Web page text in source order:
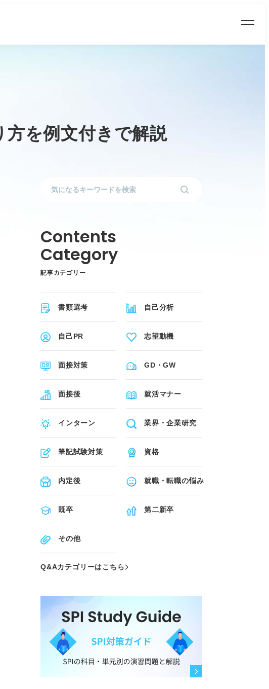
を例文付きで解説
記事カテゴリー
書類選考 自己分析
自己PR 志望動機
面接対策 GD・GW
面接後 就活マナー
インターン 業界・企業研究
筆記試験対策 資格
内定後 就職・転職の悩み
既卒 第二新卒
その他
Q&Aカテゴリーはこちら